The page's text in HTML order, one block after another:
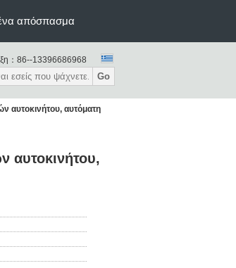
απόσπασμα
： 86--13396686968
Go
αυτοκινήτου, αυτόματη
αυτοκινήτου,